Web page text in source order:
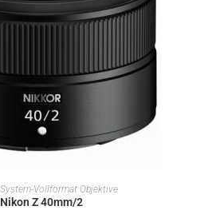
DEN WARENKORB
Vollformat Objektive
Nikon Z 40mm/2